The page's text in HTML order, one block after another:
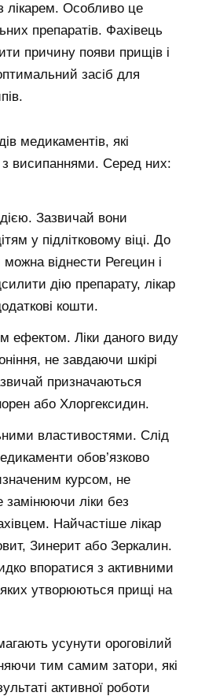
лікарем. Особливо це
препаратів. Фахівець
причину появи прищів і
засіб для
медикаментів, які
висипаннями. Серед них:
Зазвичай вони
у підлітковому віці. До
віднести Регецин і
дію препарату, лікар
кошти.
ефектом. Ліки даного виду
не завдаючи шкірі
призначаються
або Хлоргексидин.
властивостями. Слід
обов’язково
курсом, не
замінюючи ліки без
Найчастіше лікар
Зинерит або Зеркалин.
впоратися з активними
утворюються прищі на
усунути ороговілий
тим самим затори, які
активної роботи